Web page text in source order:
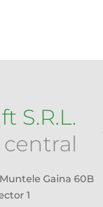
S.R.L.
Gaina 60B
1